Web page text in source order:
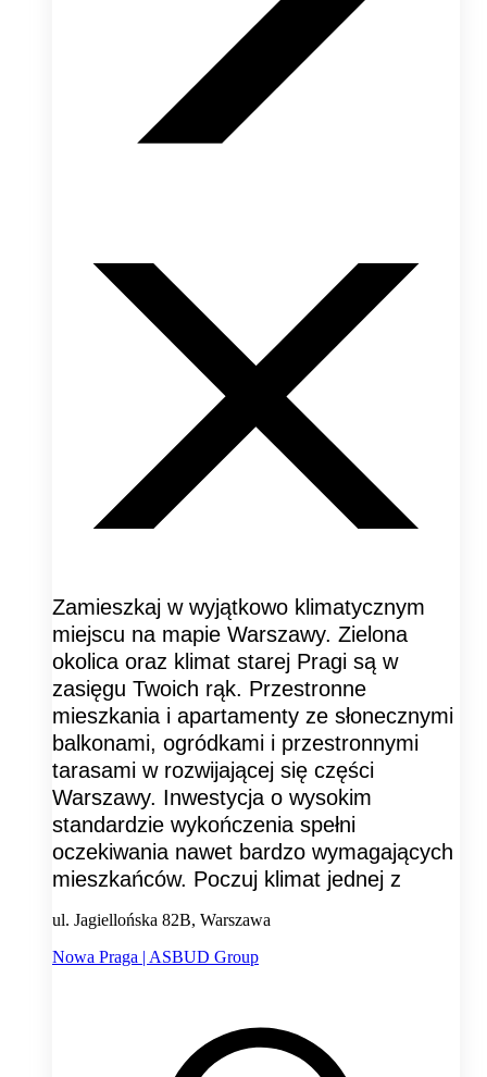
Zamieszkaj w wyjątkowo klimatycznym
miejscu na mapie Warszawy. Zielona
okolica oraz klimat starej Pragi są w
zasięgu Twoich rąk. Przestronne
mieszkania i apartamenty ze słonecznymi
balkonami, ogródkami i przestronnymi
tarasami w rozwijającej się części
Warszawy. Inwestycja o wysokim
standardzie wykończenia spełni
oczekiwania nawet bardzo wymagających
mieszkańców. Poczuj klimat jednej z
ul. Jagiellońska 82B, Warszawa
Nowa Praga | ASBUD Group